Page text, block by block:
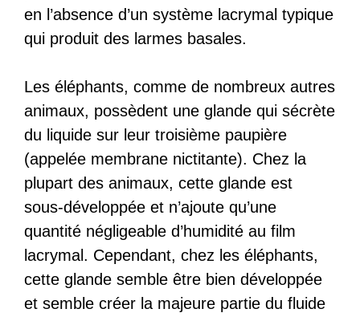
en l’absence d’un système lacrymal typique
qui produit des larmes basales.
Les éléphants, comme de nombreux autres
animaux, possèdent une glande qui sécrète
du liquide sur leur troisième paupière
(appelée membrane nictitante). Chez la
plupart des animaux, cette glande est
sous-développée et n’ajoute qu’une
quantité négligeable d’humidité au film
lacrymal. Cependant, chez les éléphants,
cette glande semble être bien développée
et semble créer la majeure partie du fluide